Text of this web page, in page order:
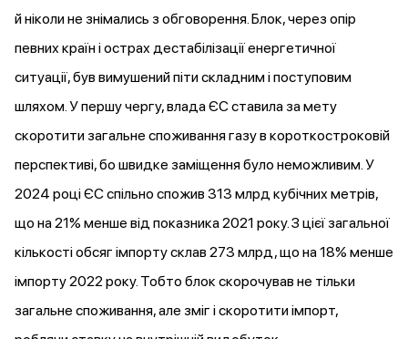
й ніколи не знімались з обговорення. Блок, через опір
певних країн і острах дестабілізації енергетичної
ситуації, був вимушений піти складним і поступовим
шляхом. У першу чергу, влада ЄС ставила за мету
скоротити загальне споживання газу в короткостроковій
перспективі, бо швидке заміщення було неможливим. У
2024 році ЄС спільно спожив 313 млрд кубічних метрів,
що на 21% менше від показника 2021 року. З цієї загальної
кількості обсяг імпорту склав 273 млрд, що на 18% менше
імпорту 2022 року. Тобто блок скорочував не тільки
загальне споживання, але зміг і скоротити імпорт,